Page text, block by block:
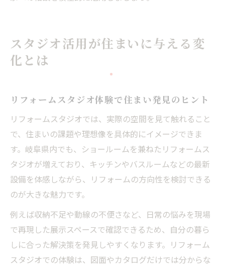
スタジオ活用が住まいに与える変
化とは
リフォームスタジオ体験で住まい発見のヒント
リフォームスタジオでは、実際の空間を見て触れること
で、住まいの課題や理想像を具体的にイメージできま
す。岐阜県内でも、ショールームを兼ねたリフォームス
タジオが増えており、キッチンやバスルームなどの最新
設備を体感しながら、リフォームの方向性を検討できる
のが大きな魅力です。
例えば収納不足や動線の不便さなど、日常の悩みを現場
で再現した展示スペースで確認できるため、自分の暮ら
しに合った解決策を発見しやすくなります。リフォーム
スタジオでの体験は、図面やカタログだけでは分からな